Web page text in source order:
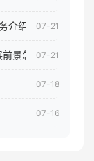
介绍 07-21
景怎样07-21
07-18
07-16